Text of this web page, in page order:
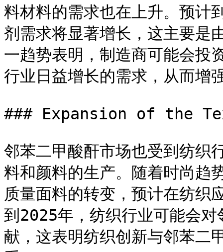
料材料的需求也在上升。预计
剂需求将显著增长，这主要是
一趋势表明，制造商可能会投
行业日益增长的需求，从而增
### Expansion of the
邻苯二甲酸酐市场也受到纺织
料和颜料的生产。随着时尚趋
质量面料的转变，预计在纺织
到2025年，纺织行业可能会
献，这表明纺织创新与邻苯二